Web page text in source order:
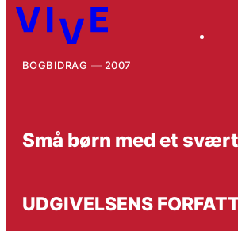
BOGBIDRAG 2007
Små børn med et
UDGIVELSENS